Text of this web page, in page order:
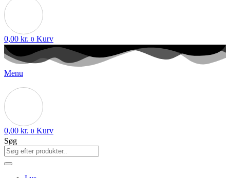
0,00 kr. 0 Kurv
Menu
0,00 kr. 0 Kurv
Søg